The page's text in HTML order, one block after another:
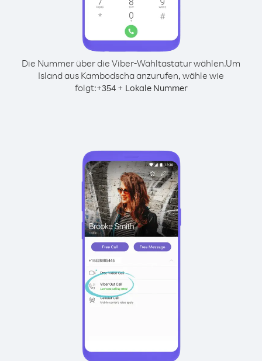
Die Nummer über die Viber-Wähltastatur wählen.Um
Island aus Kambodscha anzurufen, wähle wie
folgt:+354+ Lokale Nummer